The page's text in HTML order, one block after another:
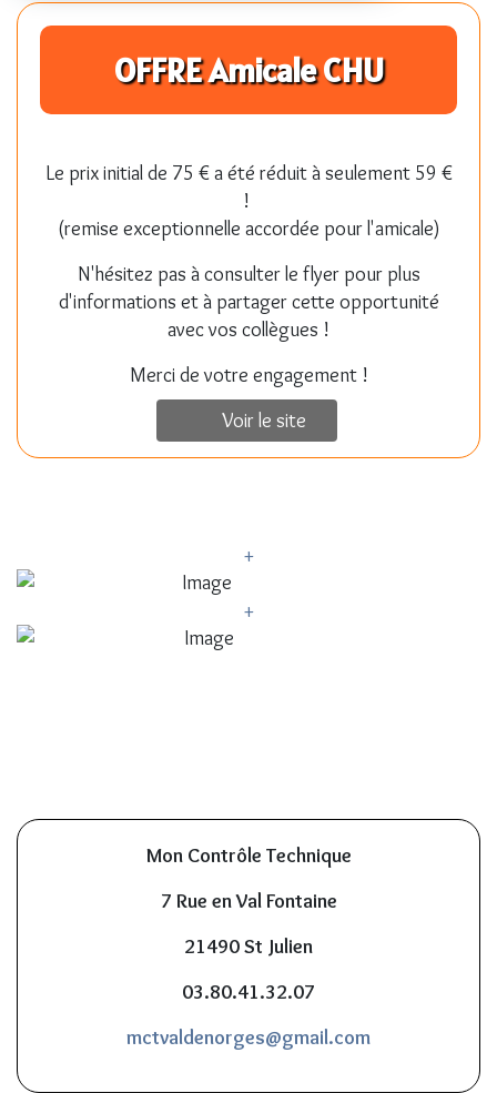
OFFRE Amicale CHU
Le prix initial de 75 € a été réduit à seulement 59 €
!
(remise exceptionnelle accordée pour l'amicale)
N'hésitez pas à consulter le flyer pour plus
d'informations et à partager cette opportunité
avec vos collègues !
Merci de votre engagement !
Voir le site
+
+
Mon Contrôle Technique
7 Rue en Val Fontaine
21490 St Julien
03.80.41.32.07
mctvaldenorges@gmail.com